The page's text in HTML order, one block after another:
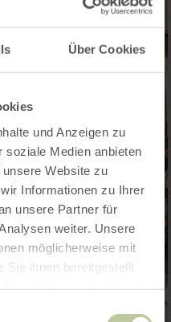
Über Cookies
und Anzeigen zu
soziale Medien anbieten
Website zu
Informationen zu Ihrer
unsere Partner für
weiter. Unsere
möglicherweise mit
Sie ihnen bereitgestellt